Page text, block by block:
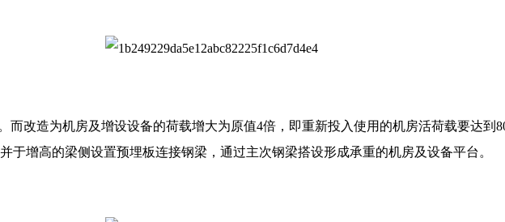
而改造为机房及增设设备的荷载增大为原值4倍，即重新投入使用的机房活荷载要达到
于增高的梁侧设置预埋板连接钢梁，通过主次钢梁搭设形成承重的机房及设备平台。